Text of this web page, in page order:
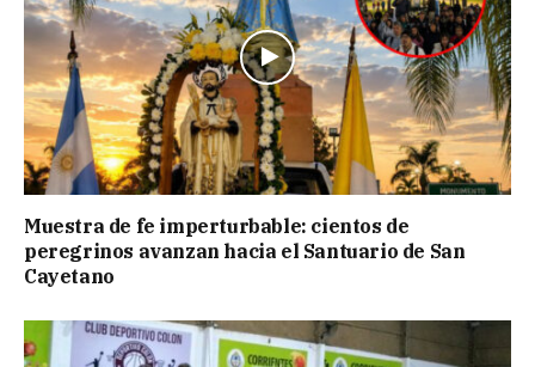
Muestra de fe imperturbable: cientos de
peregrinos avanzan hacia el Santuario de San
Cayetano